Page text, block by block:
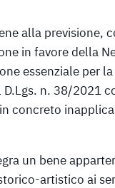
alla previsione,
in favore della
essenziale per
D.Lgs. n. 38/2021
concreto
un bene
artistico ai